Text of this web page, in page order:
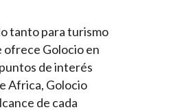
tanto para turismo
ofrece Golocio en
de interés
Africa, Golocio
de cada